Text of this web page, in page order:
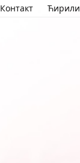
Контакт